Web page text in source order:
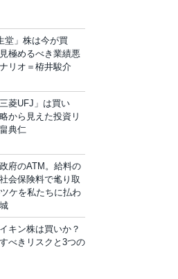
堂」株は今が買
極めるべき業績悪
リオ＝栫井駿介
菱UFJ」は買い
から見えた投資リ
典仁
府のATM。給料の
会保険料で毟り取
ケを私たちに払わ
キン株は買いか？
べきリスクと3つの